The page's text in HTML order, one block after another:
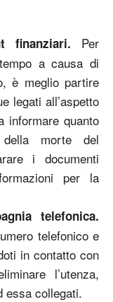
finanziari. Per
a causa di
è meglio partire
legati all’aspetto
informare quanto
morte del
i documenti
per la
telefonica.
telefonico e
in contatto con
l’utenza,
essa collegati.